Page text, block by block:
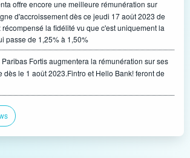
offre encore une meilleure rémunération sur
d'accroissement dès ce jeudi 17 août 2023 de
la fidélité vu que c'est uniquement la
passe de 1,25% à 1,50%
Paribas Fortis augmentera la rémunération sur ses
dès le 1 août 2023.Fintro et Hello Bank! feront de